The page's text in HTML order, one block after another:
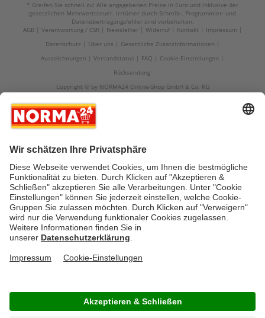
* Greifen Sie schnell zu! Alle angegebenen Preise in Euro und inklusive der
gesetzlichen Mehrwertsteuer. Irrtümer durch Schreib-, Programmier- und
Datenübertragungsfehler sind vorbehalten.
AGB
Verantwortung / CSR Newsletter Widerruf Kontakt
Impressum
Datenschutz
Über uns
Gesetzliche Zusatzinformationen
Auszeichnungen
Versandstatus FAQ
Cookie-Einstellungen
Rücksendung
Copyright © by NORMA24 Online-Shop GmbH & Co. KG